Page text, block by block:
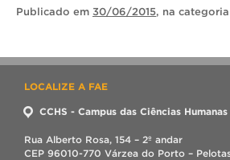
Publicado em 30/06/2015, na categoria
LOCALIZE A FAE
CCHS - Campus das Ciências
Rua Alberto Rosa, 154 – 2º andar
CEP 96010-770 Várzea do Porto –